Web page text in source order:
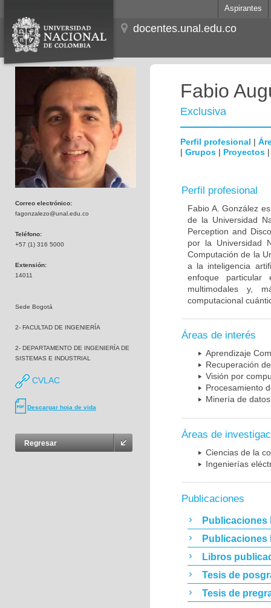
Aspirantes
docentes.unal.edu.co
Correo electrónico:
fagonzalezo@unal.edu.co
Teléfono:
+57 (1) 316 5000
Extensión:
14011
Sede Bogotá
2- FACULTAD DE INGENIERÍA
2- DEPARTAMENTO DE INGENIERÍA DE
SISTEMAS E INDUSTRIAL
CVLAC
Descargar hoja de vida
Regresar
Fabio
Exclusiva
Perfil profesional |
| Grupos | Proyectos
Perfil profesional
Fabio A. González
de la Universidad
Perception and
por la Universidad
Computación de la
a la inteligencia
enfoque particular
multimodales y,
computacional
Áreas de interés
Aprendizaje
Recuperación
Visión por
Procesamiento
Minería de
Áreas de
Ciencias de la
Ingenierías
Publicaciones
Publicaciones
Publicaciones
Libros
Tesis de
Tesis de